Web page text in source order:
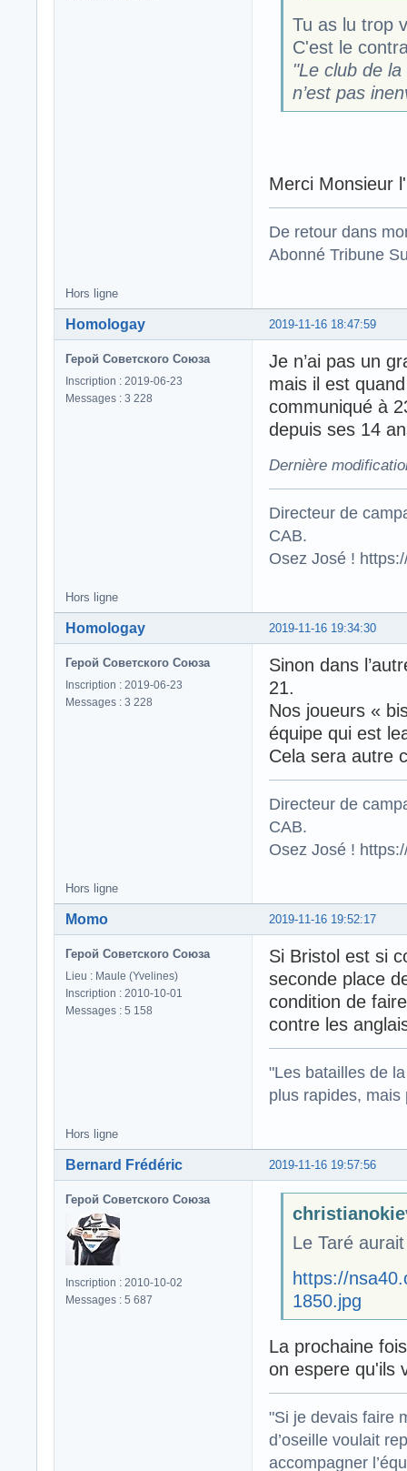
Tu as lu trop
C'est le
"Le club de la
n’est pas
Merci Monsieur
De retour dans
Abonné Tribune
Hors ligne
2019-11-16 18:47:59
Homologay
Герой Советского Союза
Inscription : 2019-06-23
Messages : 3 228
Je n’ai pas un
mais il est
communiqué à
depuis ses 14
Dernière
Directeur de
CAB.
Osez José !
Hors ligne
2019-11-16 19:34:30
Homologay
Герой Советского Союза
Inscription : 2019-06-23
Messages : 3 228
Sinon dans
21.
Nos joueurs «
équipe qui est
Cela sera autre
Directeur de
CAB.
Osez José !
Hors ligne
2019-11-16 19:52:17
Momo
Герой Советского Союза
Lieu : Maule (Yvelines)
Inscription : 2010-10-01
Messages : 5 158
Si Bristol est si
seconde place
condition de
contre les
"Les batailles de
plus rapides,
Hors ligne
2019-11-16 19:57:56
Bernard Frédéric
Герой Советского Союза
Inscription : 2010-10-02
Messages : 5 687
Le Taré
https://
1850.jpg
La prochaine
on espere qu'ils
"Si je devais faire
d’oseille voulait
accompagner